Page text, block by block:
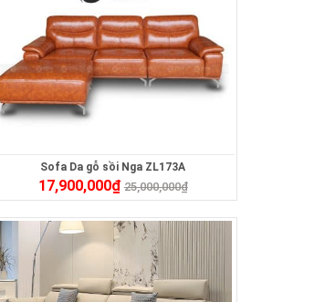
Sofa Da gỗ sồi Nga ZL173A
17,900,000₫ 25,000,000₫